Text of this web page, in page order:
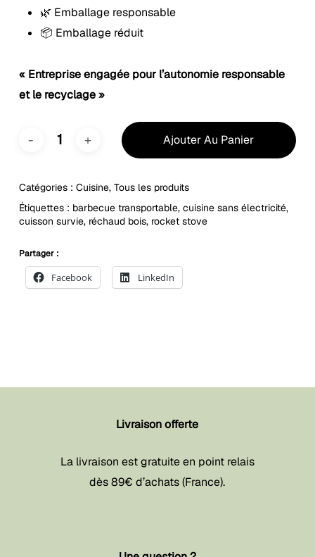
🌿 Emballage responsable
📦 Emballage réduit
« Entreprise engagée pour l’autonomie responsable
et le recyclage »
Ajouter Au Panier
Catégories : Cuisine, Tous les produits
Étiquettes : barbecue transportable, cuisine sans électricité,
cuisson survie, réchaud bois, rocket stove
Partager :
Facebook LinkedIn
Livraison offerte
La livraison est gratuite en point relais
dès 89€ d’achats (France).